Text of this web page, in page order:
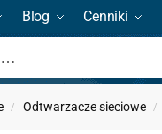
Blog Cenniki
/ Odtwarzacze sieciowe /